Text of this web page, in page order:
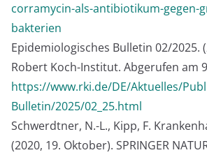
corramycin-als-antibiotikum-gegen-
bakterien
Epidemiologisches Bulletin 02/2025.
Robert Koch-Institut. Abgerufen am
https://www.rki.de/DE/Aktuelles/
Bulletin/2025/02_25.html
Schwerdtner, N.-L., Kipp, F.
(2020, 19. Oktober). SPRINGER